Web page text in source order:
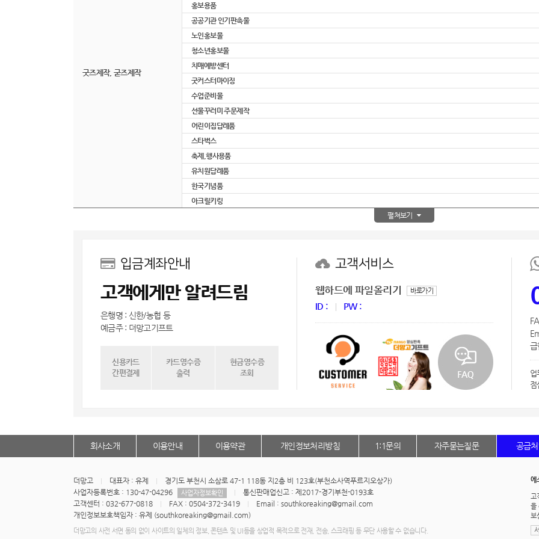
30 AP-100106
굿즈제작, 굳즈제작
홍보용품
공공기관 인기판촉물
노인홍보물
청소년홍보물
치매예방센터
굿커스터마이징
수업준비물
선물꾸러미 주문제작
어린이집답례품
스타벅스
축제,행사용품
유치원답례품
한국기념품
아크릴키링
펼쳐보기
입금계좌안내
고객에게만 알려드림
은행명 : 신한/농협 등
예금주 : 더망고기프트
신용카드
간편결제
카드영수증
출력
현금영수증
조회
고객서비스
웹하드에 파일올리기 바로가기
ID : PW :
업
점
회사소개 이용안내 이용약관 개인정보처리방침 1:1문의 자주묻는질문 공급
더망고 대표자 : 유제
경기도 부천시 소삼로 47-1 118동 지2층 비 123호(부천소사역푸르지오상가)
사업자등록번호 : 130-47-04296
사업자정보확인
통신판매업신고 : 제2017-경기부천-0193호
고객센터 : 032-677-0818
FAX : 0504-372-3419
Email : southkoreaking@gmail.com
개인정보보호책임자 : 유제 (southkoreaking@gmail.com)
더망고의 사전 서면 동의 없이 사이트의 일체의 정보, 콘텐츠 및 UI등을 상업적 목적으로 전재, 전송, 스크래핑 등 무단 사용할 수 없습니다.
에
고
을
보